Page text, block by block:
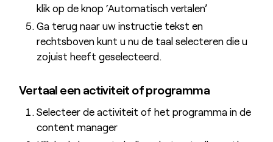
klik op de knop ‘Automatisch vertalen’
Ga terug naar uw instructie tekst en
rechtsboven kunt u nu de taal selecteren die u
zojuist heeft geselecteerd.
Vertaal een activiteit of programma
Selecteer de activiteit of het programma in de
content manager